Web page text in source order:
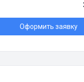
Оформить заявку